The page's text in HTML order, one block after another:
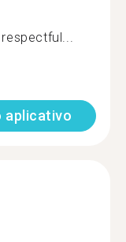
aplicativo